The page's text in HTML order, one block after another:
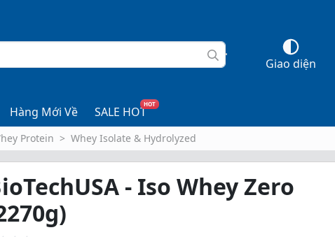
Giao diện
Hàng Mới Về SALE HOT
HOT
Protein Whey Isolate & Hydrolyzed
- Iso Whey Zero